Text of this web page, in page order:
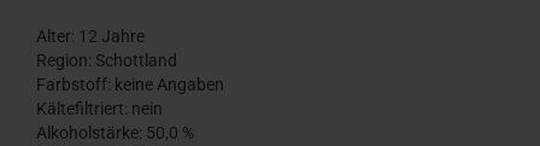
Alter: 12 Jahre
Region: Schottland
Farbstoff: keine Angaben
Kältefiltriert: nein
Alkoholstärke: 50,0 %